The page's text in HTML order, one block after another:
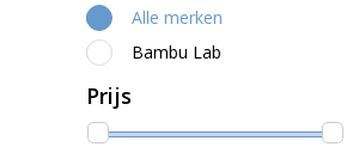
Alle merken
Bambu Lab
Prijs